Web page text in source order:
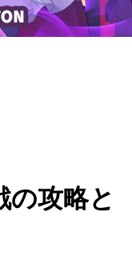
の攻略と